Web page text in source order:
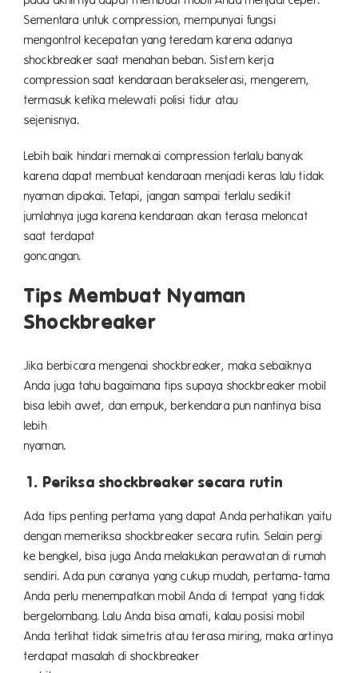
Sementara untuk compression, mempunyai fungsi
mengontrol kecepatan yang teredam karena adanya
shockbreaker saat menahan beban. Sistem kerja
compression saat kendaraan berakselerasi, mengerem,
termasuk ketika melewati polisi tidur atau
Lebih baik hindari memakai compression terlalu banyak
karena dapat membuat kendaraan menjadi keras lalu tidak
nyaman dipakai. Tetapi, jangan sampai terlalu sedikit
jumlahnya juga karena kendaraan akan terasa meloncat
saat terdapat
Tips Membuat Nyaman
Shockbreaker
Jika berbicara mengenai shockbreaker, maka sebaiknya
Anda juga tahu bagaimana tips supaya shockbreaker mobil
bisa lebih awet, dan empuk, berkendara pun nantinya bisa
lebih
1. Periksa shockbreaker secara rutin
Ada tips penting pertama yang dapat Anda perhatikan yaitu
dengan memeriksa shockbreaker secara rutin. Selain pergi
ke bengkel, bisa juga Anda melakukan perawatan di rumah
sendiri. Ada pun caranya yang cukup mudah, pertama-tama
Anda perlu menempatkan mobil Anda di tempat yang tidak
bergelombang. Lalu Anda bisa amati, kalau posisi mobil
Anda terlihat tidak simetris atau terasa miring, maka artinya
terdapat masalah di shockbreaker